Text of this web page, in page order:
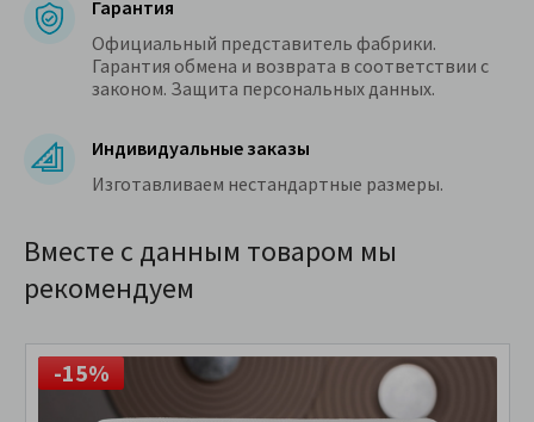
Гарантия
Официальный представитель фабрики.
Гарантия обмена и возврата в соответствии с
законом. Защита персональных данных.
Индивидуальные заказы
Изготавливаем нестандартные размеры.
Вместе с данным товаром мы
рекомендуем
-15%